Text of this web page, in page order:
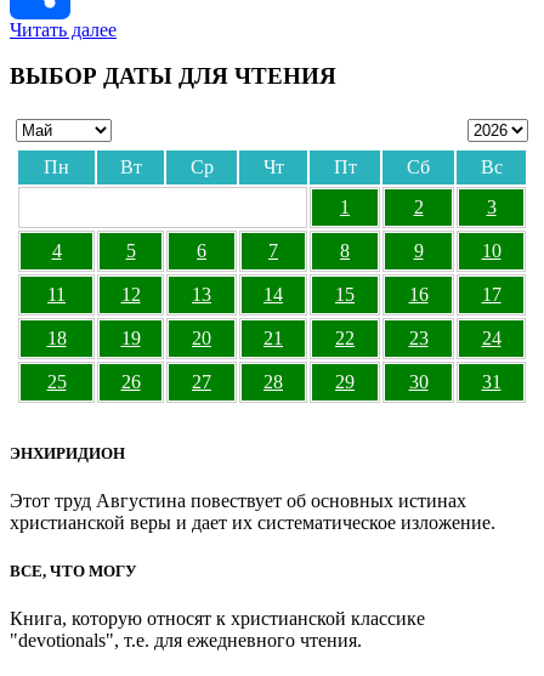
Читать далее
ВЫБОР ДАТЫ ДЛЯ ЧТЕНИЯ
Пн Вт Ср Чт Пт Сб
Вс
1
2 3
4 5 6 7 8 9 10
11 12 13 14 15 16 17
18 19 20 21 22 23 24
25 26 27 28 29 30 31
ЭНХИРИДИОН
Этот труд Августина повествует об основных истинах
христианской веры и дает их систематическое изложение.
ВСЕ, ЧТО МОГУ
Книга, которую относят к христианской классике
"devotionals", т.е. для ежедневного чтения.